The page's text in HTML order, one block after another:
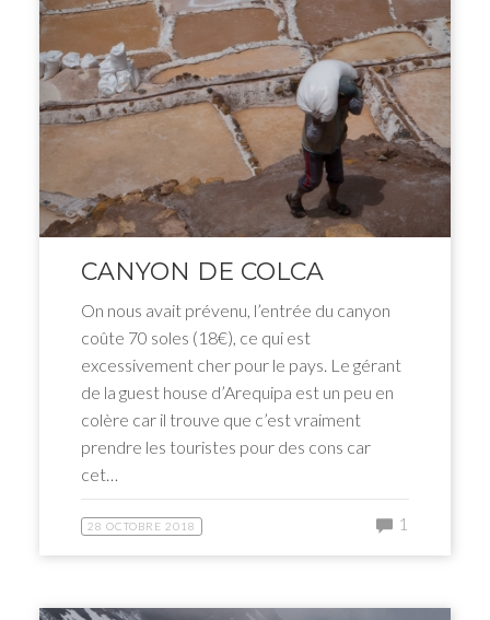
CANYON DE COLCA
On nous avait prévenu, l’entrée du canyon
coûte 70 soles (18€), ce qui est
excessivement cher pour le pays. Le gérant
de la guest house d’Arequipa est un peu en
colère car il trouve que c’est vraiment
prendre les touristes pour des cons car
cet…
28 OCTOBRE 2018 1